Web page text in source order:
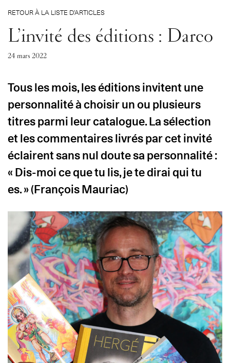
RETOUR À LA LISTE D’ARTICLES
L’invité des éditions : Darco
24 mars 2022
Tous les mois, les éditions invitent une
personnalité à choisir un ou plusieurs
titres parmi leur catalogue. La sélection
et les commentaires livrés par cet invité
éclairent sans nul doute sa personnalité :
« Dis-moi ce que tu lis, je te dirai qui tu
es. » (François Mauriac)